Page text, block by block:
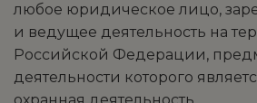
любое юридическое лицо,
и ведущее деятельность на
Российской Федерации,
деятельности которого